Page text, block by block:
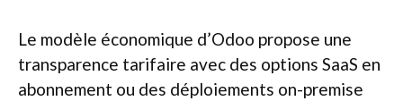
Le modèle économique d’Odoo propose une
transparence tarifaire avec des options SaaS en
abonnement ou des déploiements on-premise